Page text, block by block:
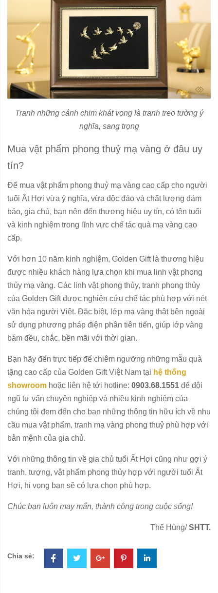
Tranh những cánh chim khát vọng là tranh treo tường ý
nghĩa, sang trọng
Mua vật phẩm phong thuỷ mạ vàng ở đâu uy
tín?
Để mua vật phẩm phong thuỷ mạ vàng cao cấp cho người
tuổi Ất Hợi vừa ý nghĩa, vừa độc đáo và chất lượng đảm
bảo, gia chủ, bạn nên đến thương hiệu uy tín, có tên tuổi
và kinh nghiệm trong lĩnh vực chế tác quà mạ vàng cao
cấp.
Với hơn 10 năm kinh nghiệm, Golden Gift là thương hiệu
được nhiều khách hàng lựa chọn khi mua linh vật phong
thủy mạ vàng. Các linh vật phong thủy, tranh phong thủy
của Golden Gift được nghiên cứu chế tác phù hợp với nét
văn hóa người Việt. Đặc biệt, lớp mạ vàng thật bên ngoài
sử dụng phương pháp điện phân tiên tiến, giúp lớp vàng
bám đều, chắc, bền mãi với thời gian.
Bạn hãy đến trực tiếp để chiêm ngưỡng những mẫu quà
tặng cao cấp của Golden Gift Việt Nam tại hệ thống
showroom hoặc liên hệ tới hotline: 0903.68.1551 để đội
ngũ tư vấn chuyên nghiệp và nhiều kinh nghiệm của
chúng tôi đem đến cho bạn những thông tin hữu ích về nhu
cầu mua vật phẩm, tranh mạ vàng phong thuỷ phù hợp với
bản mệnh của gia chủ.
Với những thông tin về gia chủ tuổi Ất Hợi cũng như gợi ý
tranh, tượng, vật phẩm phong thủy hợp với người tuổi Ất
Hợi, hi vọng bạn sẽ có lựa chọn phù hợp.
Chúc bạn luôn may mắn, thành công trong cuộc sống!
Thế Hùng/SHTT.
Chia sẻ: